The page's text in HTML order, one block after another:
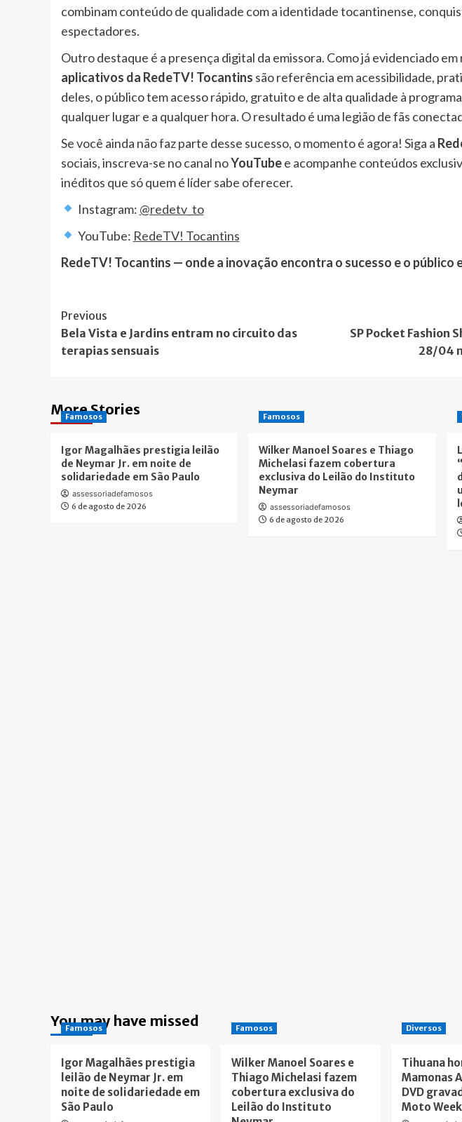
combinam conteúdo de qualidade com a identidade tocantinense,
espectadores.
Outro destaque é a presença digital da emissora. Como já evidenciado
aplicativos da RedeTV! Tocantins são referência em acessibilidade,
deles, o público tem acesso rápido, gratuito e de alta qualidade à
qualquer lugar e a qualquer hora. O resultado é uma legião de fãs
Se você ainda não faz parte desse sucesso, o momento é agora! Siga a
sociais, inscreva-se no canal noYouTubee acompanhe conteúdos
inéditos que só quem é líder sabe oferecer.
Instagram: @redetv_to
YouTube: RedeTV! Tocantins
RedeTV! Tocantins — onde a inovação encontra o sucesso e o público
Post
Navigation
Previous
Bela Vista e Jardins entram no circuito das
terapias sensuais
SP Pocket Fashion
28/04
More Stories
Famosos
Igor Magalhães prestigia leilão
de Neymar Jr. em noite de
solidariedade em São Paulo
assessoriadefamosos
6 de agosto de 2026
Famosos
Wilker Manoel Soares e Thiago
Michelasi fazem cobertura
exclusiva do Leilão do Instituto
Neymar
assessoriadefamosos
6 de agosto de 2026
You may have missed
Famosos
Igor Magalhães prestigia
leilão de Neymar Jr. em
noite de solidariedade em
São Paulo
Famosos
Wilker Manoel Soares e
Thiago Michelasi fazem
cobertura exclusiva do
Leilão do Instituto
Diversos
Tihuana
Mamonas
DVD
Moto Week